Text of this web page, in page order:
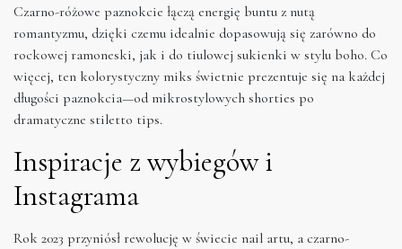
Czarno-różowe paznokcie łączą energię buntu z nutą
romantyzmu, dzięki czemu idealnie dopasowują się zarówno do
rockowej ramoneski, jak i do tiulowej sukienki w stylu boho. Co
więcej, ten kolorystyczny miks świetnie prezentuje się na każdej
długości paznokcia—od mikrostylowych shorties po
dramatyczne stiletto tips.
Inspiracje z wybiegów i
Instagrama
Rok 2023 przyniósł rewolucję w świecie nail artu, a czarno-